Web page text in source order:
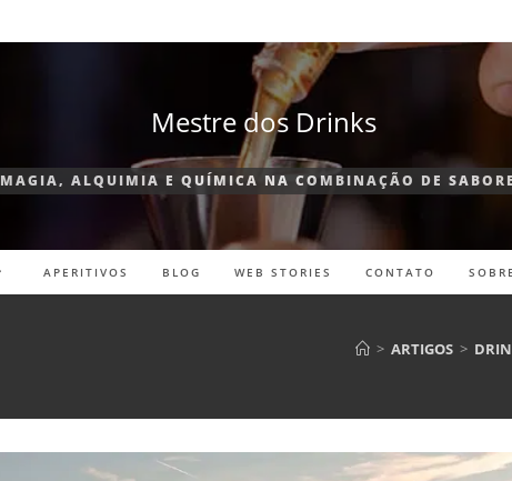
Mestre dos Drinks
MAGIA, ALQUIMIA E QUÍMICA NA COMBINAÇÃO DE
APERITIVOS BLOG WEB STORIES CONTATO SOBRE
> ARTIGOS >